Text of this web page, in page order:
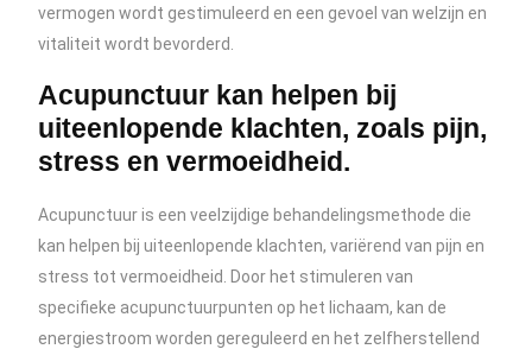
vermogen wordt gestimuleerd en een gevoel van welzijn en
vitaliteit wordt bevorderd.
Acupunctuur kan helpen bij
uiteenlopende klachten, zoals pijn,
stress en vermoeidheid.
Acupunctuur is een veelzijdige behandelingsmethode die
kan helpen bij uiteenlopende klachten, variërend van pijn en
stress tot vermoeidheid. Door het stimuleren van
specifieke acupunctuurpunten op het lichaam, kan de
energiestroom worden gereguleerd en het zelfherstellend